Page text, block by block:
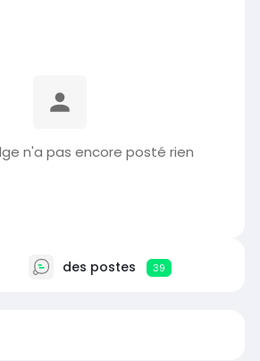
n'a pas encore posté rien
des postes 39